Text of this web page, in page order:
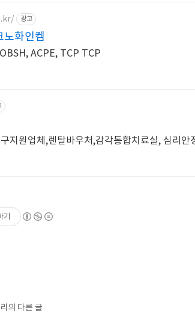
광고
노화인켐
Blowing agent, ADC,OBSH, ACPE, TCP TCP
지원업체,렌탈바우처,감각통합치료실, 심리안
기
의 다른 글